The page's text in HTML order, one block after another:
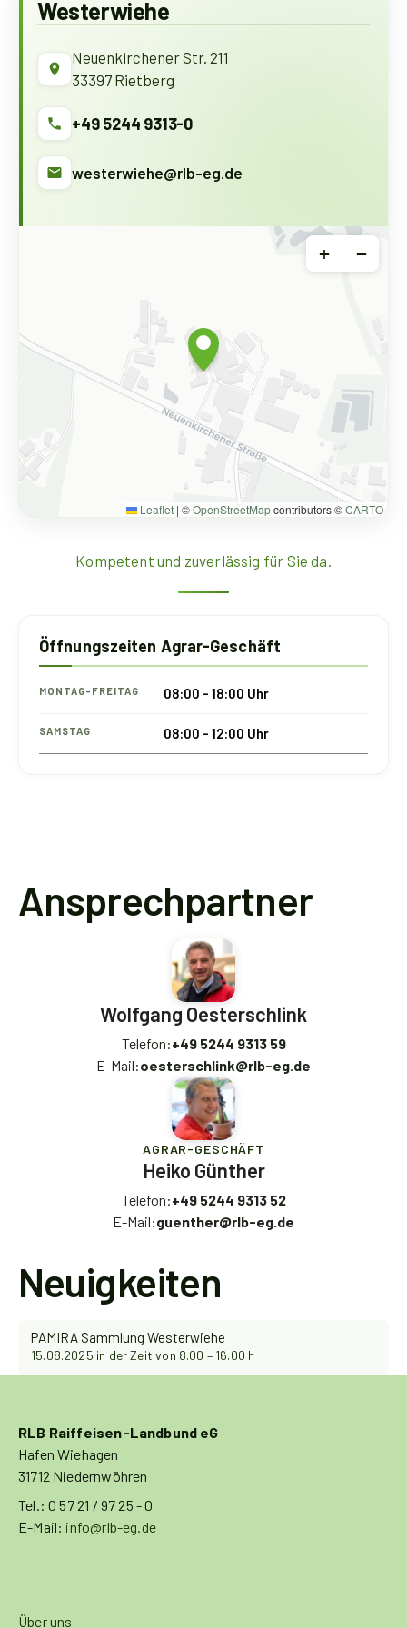
Westerwiehe
Neuenkirchener Str. 211
33397 Rietberg
+49 5244 9313-0
westerwiehe@rlb-eg.de
+ −
Leaflet | ©OpenStreetMapcontributors ©CARTO
Kompetent und zuverlässig für Sie da.
Öffnungszeiten Agrar-Geschäft
MONTAG-FREITAG 08:00 - 18:00 Uhr
SAMSTAG 08:00 - 12:00 Uhr
Ansprechpartner
Wolfgang Oesterschlink
Telefon:+49 5244 9313 59
E-Mail:oesterschlink@rlb-eg.de
AGRAR-GESCHÄFT
Heiko Günther
Telefon:+49 5244 9313 52
E-Mail:guenther@rlb-eg.de
Neuigkeiten
PAMIRA Sammlung Westerwiehe
15.08.2025 in der Zeit von 8.00 – 16.00 h
RLB Raiffeisen-Landbund eG
Hafen Wiehagen
31712 Niedernwöhren
Tel.: 0 57 21 / 97 25 - 0
E-Mail: info@rlb-eg.de
Über uns